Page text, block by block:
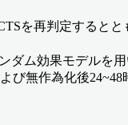
を再判定するとと
ダム効果モデルを
無作為化後